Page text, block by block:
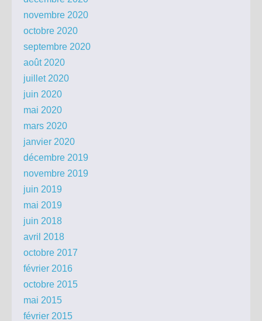
novembre 2020
octobre 2020
septembre 2020
août 2020
juillet 2020
juin 2020
mai 2020
mars 2020
janvier 2020
décembre 2019
novembre 2019
juin 2019
mai 2019
juin 2018
avril 2018
octobre 2017
février 2016
octobre 2015
mai 2015
février 2015